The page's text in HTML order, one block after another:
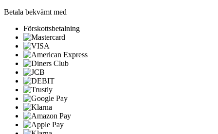
Betala bekvämt med
Förskottsbetalning